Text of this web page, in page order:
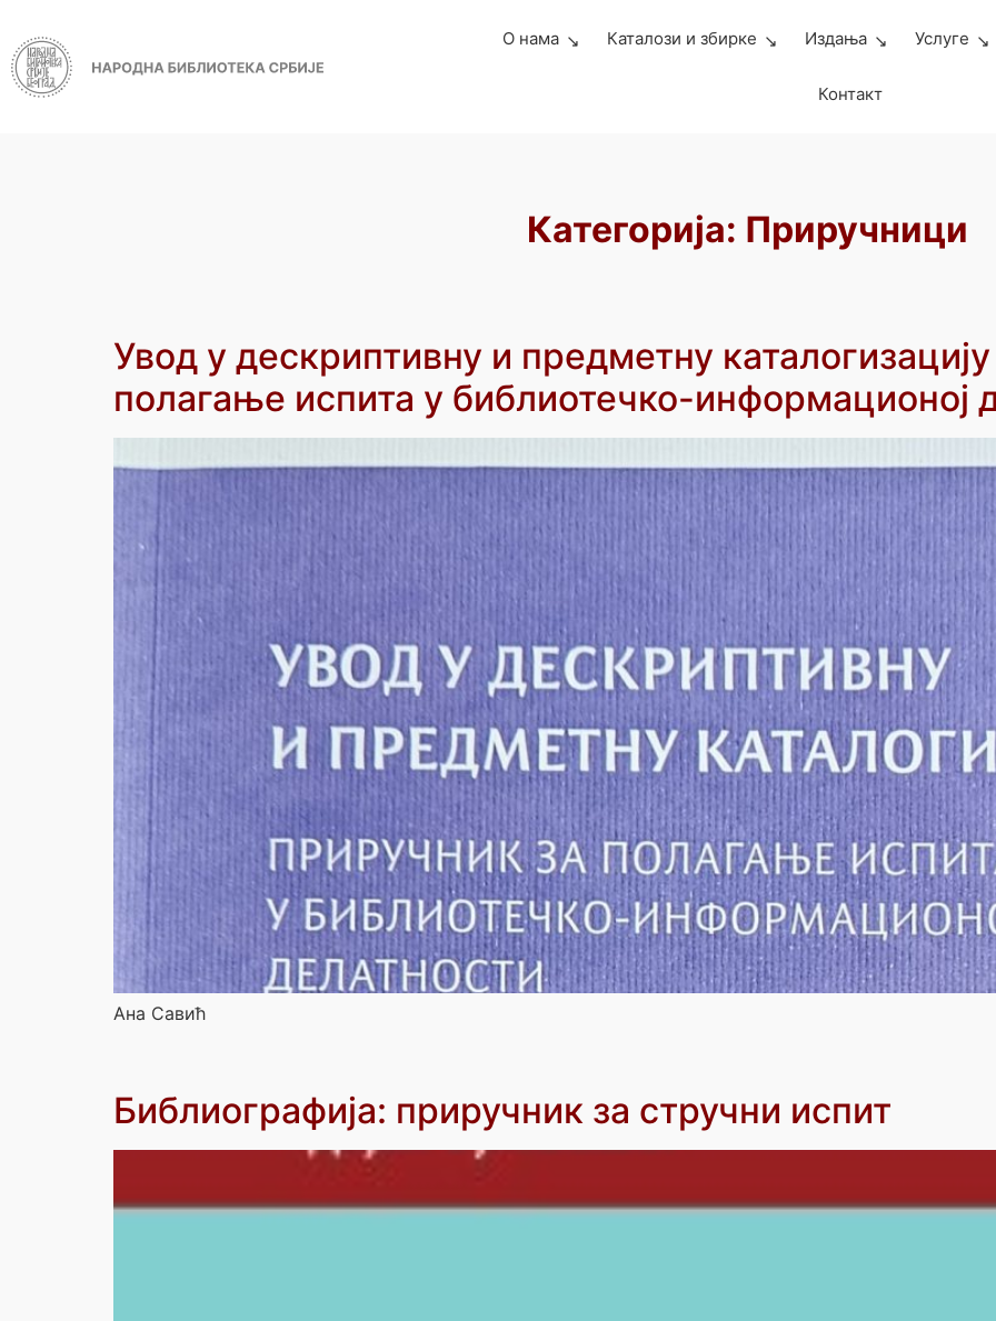
О нама Каталози и збирке Издања Услуге
Контакт
Категорија: Приручници
Увод у дескриптивну и предметну
полагање испита у библиотечко-информационој
Ана Савић
Библиографија: приручник за стручни испит